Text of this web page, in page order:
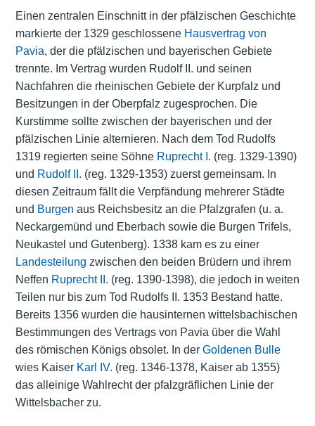
Einen zentralen Einschnitt in der pfälzischen Geschichte
markierte der 1329 geschlossene Hausvertrag von
Pavia, der die pfälzischen und bayerischen Gebiete
trennte. Im Vertrag wurden Rudolf II. und seinen
Nachfahren die rheinischen Gebiete der Kurpfalz und
Besitzungen in der Oberpfalz zugesprochen. Die
Kurstimme sollte zwischen der bayerischen und der
pfälzischen Linie alternieren. Nach dem Tod Rudolfs
1319 regierten seine Söhne Ruprecht I. (reg. 1329-1390)
und Rudolf II. (reg. 1329-1353) zuerst gemeinsam. In
diesen Zeitraum fällt die Verpfändung mehrerer Städte
und Burgen aus Reichsbesitz an die Pfalzgrafen (u. a.
Neckargemünd und Eberbach sowie die Burgen Trifels,
Neukastel und Gutenberg). 1338 kam es zu einer
Landesteilung zwischen den beiden Brüdern und ihrem
Neffen Ruprecht II. (reg. 1390-1398), die jedoch in weiten
Teilen nur bis zum Tod Rudolfs II. 1353 Bestand hatte.
Bereits 1356 wurden die hausinternen wittelsbachischen
Bestimmungen des Vertrags von Pavia über die Wahl
des römischen Königs obsolet. In der Goldenen Bulle
wies Kaiser Karl IV. (reg. 1346-1378, Kaiser ab 1355)
das alleinige Wahlrecht der pfalzgräflichen Linie der
Wittelsbacher zu.